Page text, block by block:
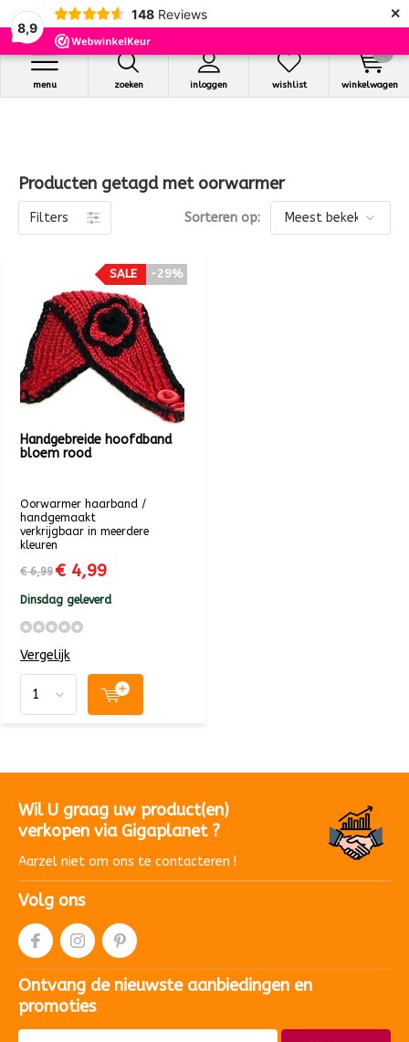
8,9
148 Reviews ×
zoeken inloggen
menu wishlist winkelwagen
Producten getagd met oorwarmer
Filters Sorteren op:
Handgebreide hoofdband
bloem rood
-29%
SALE
Oorwarmer haarband /
handgemaakt
verkrijgbaar in meerdere
kleuren
€ 6,99€ 4,99
Dinsdag geleverd
Vergelijk
Wil U graag uw product(en)
verkopen via Gigaplanet ?
Aarzel niet om ons te contacteren !
Volg ons
Ontvang de nieuwste aanbiedingen en
promoties